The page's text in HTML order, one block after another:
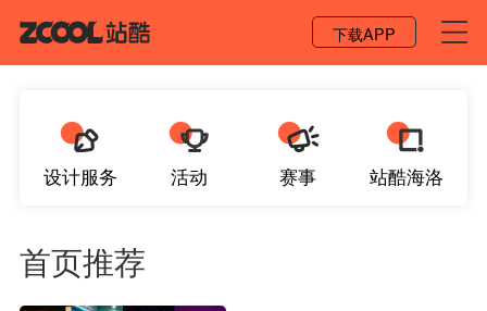
下载APP
设计服务 活动 赛事 站酷海洛
首页推荐